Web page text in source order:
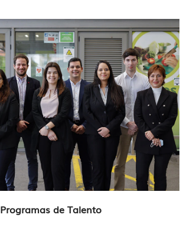
Programas de Talento